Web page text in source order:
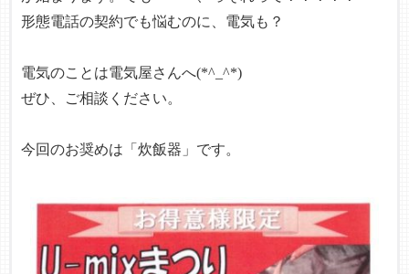
形態電話の契約でも悩むのに、電気も？
電気のことは電気屋さんへ(*^_^*)
ぜひ、ご相談ください。
今回のお奨めは「炊飯器」です。